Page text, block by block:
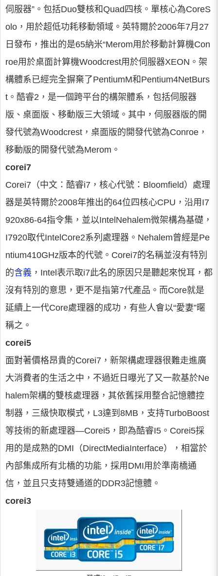
伺服器”。包括Duo雙核和Quad四核。單核心為CoreS
olo，用於超低功耗移動領域。英特爾於2006年7月27
日發布，推出的是65納米“Merom用於移動計算機Con
roe用於桌面計算機Woodcrest用於伺服器XEON。架
構體系已經完全摒棄了PentiumM和Pentium4NetBurs
t。酷睿2，是一個跨平台的構架體系，包括伺服器
版、桌面版、移動版三大領域。其中，伺服器版的開
發代號為Woodcrest，桌面版的開發代號為Conroe，
移動版的開發代號為Merom。
corei7
Corei7（中文：酷睿i7，核心代號：Bloomfield）處理
器是英特爾於2008年推出的64位四核心CPU，沿用I7
920x86-64指令集，並以IntelNehalem微架構為基礎，
I7920取代IntelCore2系列處理器。Nehalem曾經是Pe
ntium410GHz版本的代號。Corei7的名稱並沒有特別
的含義 ，Intel表示取i7此名的原因只是聽起來悅耳，都
沒有特別的意思，更不是指第7代產品。而Core就是
延續上一代Core處理器的成功，有些人會以“愛妻”暱
稱之。
corei5
面對著價格昂貴的Corei7，新架構處理器很難走進廣
大消費者的生活之中，不過近日曝光了又一款基於Ne
halem架構的雙核處理器，其依舊採用整合記憶體控
制器，三級快取模式，L3達到8MB，支持TurboBoost
等技術的新處理器—Corei5，即為酷睿I5。Corei5採
用的是成熟的DMI（DirectMediaInterface），相當於
內部集成所有北橋的功能，採用DMI用於準南橋通
信，並且只支持雙通道的DDR3記憶體。
corei3